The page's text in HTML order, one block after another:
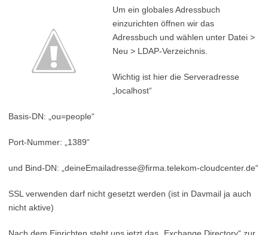
Um ein globales Adressbuch
einzurichten öffnen wir das
Adressbuch und wählen unter Datei >
Neu > LDAP-Verzeichnis.
Wichtig ist hier die Serveradresse
„localhost“
Basis-DN: „ou=people“
Port-Nummer: „1389“
und Bind-DN: „deineEmailadresse@firma.telekom-cloudcenter.de“
SSL verwenden darf nicht gesetzt werden (ist in Davmail ja auch
nicht aktive)